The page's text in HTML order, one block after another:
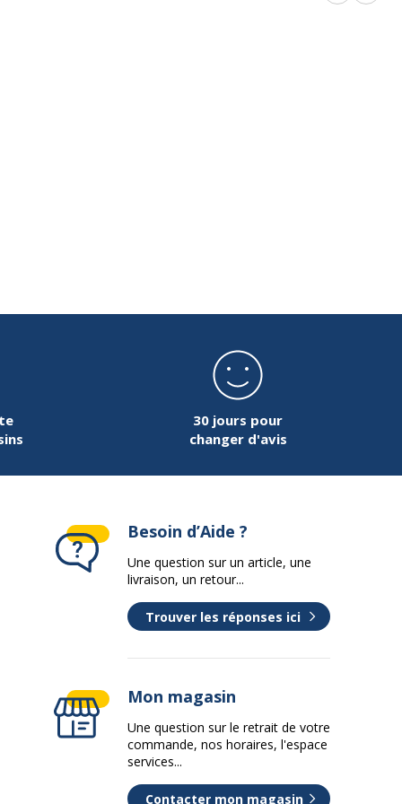
30 jours pour
changer d'avis
Besoin d’Aide ?
Une question sur un article, une
livraison, un retour...
Trouver les réponses ici
Mon magasin
Une question sur le retrait de votre
commande, nos horaires, l'espace
services...
Contacter mon magasin